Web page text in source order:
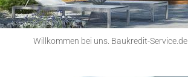
Willkommen bei uns. Baukredit-Service.de